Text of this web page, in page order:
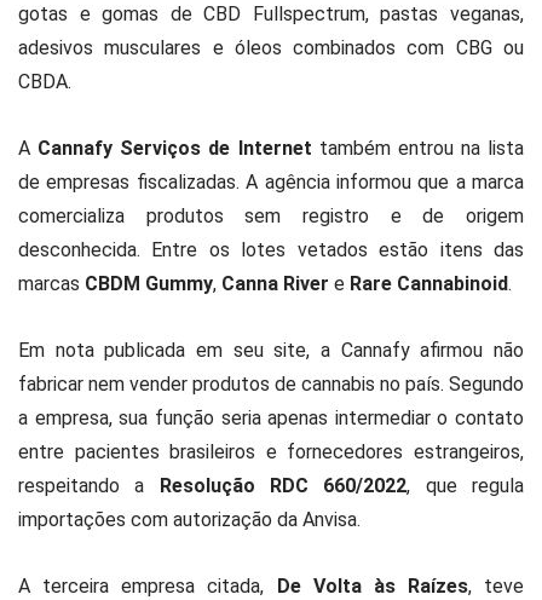
gotas e gomas de CBD Fullspectrum, pastas veganas,
adesivos musculares e óleos combinados com CBG ou
CBDA.
A Cannafy Serviços de Internet também entrou na lista
de empresas fiscalizadas. A agência informou que a marca
comercializa produtos sem registro e de origem
desconhecida. Entre os lotes vetados estão itens das
marcas CBDM Gummy, Canna River e Rare Cannabinoid.
Em nota publicada em seu site, a Cannafy afirmou não
fabricar nem vender produtos de cannabis no país. Segundo
a empresa, sua função seria apenas intermediar o contato
entre pacientes brasileiros e fornecedores estrangeiros,
respeitando a Resolução RDC 660/2022, que regula
importações com autorização da Anvisa.
A terceira empresa citada, De Volta às Raízes, teve